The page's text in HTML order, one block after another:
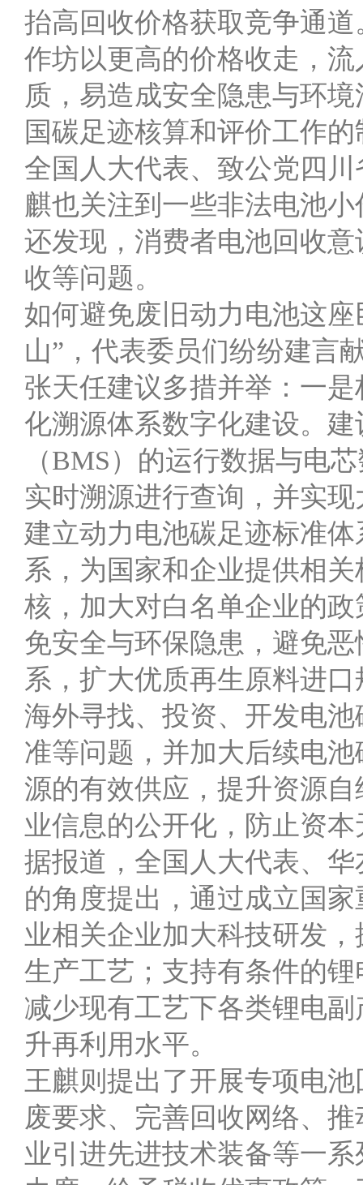
抬高回收价格获取竞争通
作坊以更高的价格收走，
质，易造成安全隐患与环
国碳足迹核算和评价工作
全国人大代表、致公党四
麒也关注到一些非法电池
还发现，消费者电池回收
收等问题。
如何避免废旧动力电池这
山”，代表委员们纷纷建言
张天任建议多措并举：一
化溯源体系数字化建设。
（BMS）的运行数据与电
实时溯源进行查询，并实
建立动力电池碳足迹标准
系，为国家和企业提供相
核，加大对白名单企业的
免安全与环保隐患，避免
系，扩大优质再生原料进
海外寻找、投资、开发电
准等问题，并加大后续电
源的有效供应，提升资源
业信息的公开化，防止资
据报道，全国人大代表、
的角度提出，通过成立国
业相关企业加大科技研发
生产工艺；支持有条件的
减少现有工艺下各类锂电
升再利用水平。
王麒则提出了开展专项电
废要求、完善回收网络、
业引进先进技术装备等一